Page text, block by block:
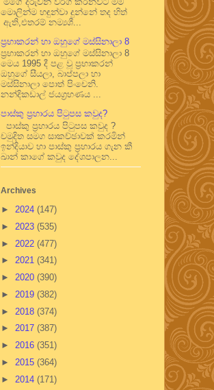
මොලින්ම හඳුන්වා දුන්නේ තද හිත්
ඇති,එතරම් නම්‍යශී...
ප්‍රභාකරන් හා ඔහුගේ මස්සිනාලා 8
ප්‍රභාකරන් හා ඔහුගේ මස්සිනාලා 8
මෙය 1995 දී පළ වූ ප්‍රභාකරන්
ඔහුගේ සීයලා, බාප්පලා හා
මස්සිනාලා පොත් පිංචෙනි.
නන්දිකඩාල් ජයග්‍රහණය ...
පාස්කු ප්‍රහාරය පිටුපස කවුද?
පාස්කු ප්‍රහාරය පිටුපස කවුද ?
චමුදිත සමග සාකච්ඡාවක් කරමින්
ඉන්දියාව හා පාස්කු ප්‍රහාරය ගැන කී
ඛාන් කාගේ කවුද දේශපාලන...
Archives
► 2024 (147)
► 2023 (535)
► 2022 (477)
► 2021 (341)
► 2020 (390)
► 2019 (382)
► 2018 (374)
► 2017 (387)
► 2016 (351)
► 2015 (364)
► 2014 (171)